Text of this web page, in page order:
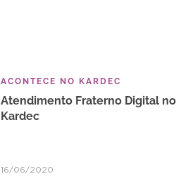
ACONTECE NO KARDEC
Atendimento Fraterno Digital no
Kardec
16/06/2020